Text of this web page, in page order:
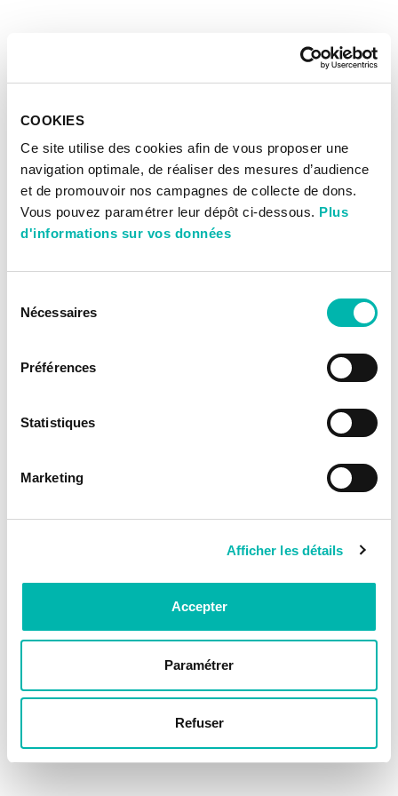
COOKIES
Ce site utilise des cookies afin de vous proposer une
navigation optimale, de réaliser des mesures d’audience
et de promouvoir nos campagnes de collecte de dons.
Vous pouvez paramétrer leur dépôt ci-dessous. Plus
d'informations sur vos données
Nécessaires
Préférences
Statistiques
Marketing
Afficher les détails
Accepter
Paramétrer
Refuser